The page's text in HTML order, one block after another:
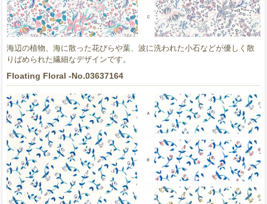
海辺の植物、海に散った花びらや葉、波に洗われた小石などが優しく散
りばめられた繊細なデザインです。
Floating Floral -No.03637164